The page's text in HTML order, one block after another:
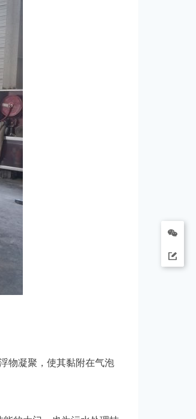
物凝聚，使其黏附在气泡